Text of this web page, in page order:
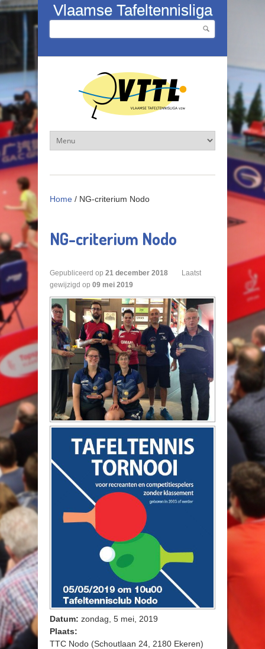
Overslaan en naar de inhoud gaan
Vlaamse Tafeltennisliga
Zoekveld
Home / NG-criterium Nodo
NG-criterium Nodo
Gepubliceerd op 21 december 2018
Laatst
gewijzigd op 09 mei 2019
Datum: zondag, 5 mei, 2019
Plaats:
TTC Nodo (Schoutlaan 24, 2180 Ekeren)